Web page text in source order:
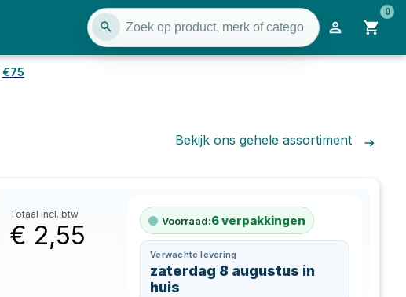
0
€75
Bekijk ons gehele assortiment
Totaal incl. btw
€ 2,55 Voorraad:6verpakkingen
Verwachte levering
zaterdag 8 augustus in
huis